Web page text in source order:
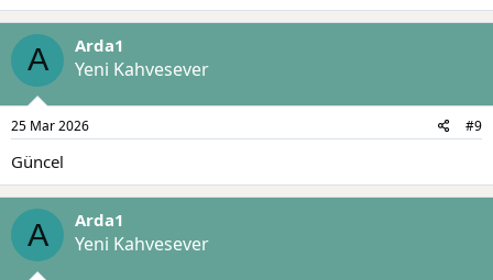
A Arda1
Yeni Kahvesever
25 Mar 2026 #9
Güncel
A Arda1
Yeni Kahvesever